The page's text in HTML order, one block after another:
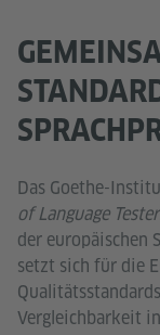
Das Goethe-
of Language
der europäischen
setzt sich für die
Vergleichbarkeit